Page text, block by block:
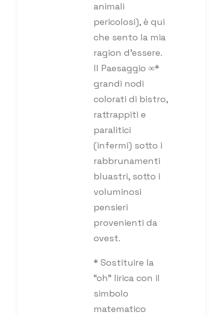
animali
pericolosi), è qui
che sento la mia
ragion d’essere.
Il Paesaggio ∞*
grandi nodi
colorati di bistro,
rattrappiti e
paralitici
(infermi) sotto i
rabbrunamenti
bluastri, sotto i
voluminosi
pensieri
provenienti da
ovest.
* Sostituire la
“oh” lirica con il
simbolo
matematico